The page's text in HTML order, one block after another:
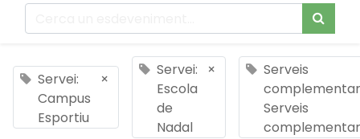
Servei:
Campus
Esportiu
×
Servei:
Escola
de
Nadal
×
Serveis
Serveis